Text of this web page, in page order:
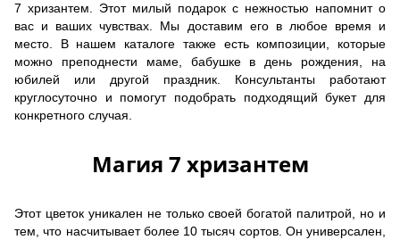
7 хризантем. Этот милый подарок с нежностью напомнит о
вас и ваших чувствах. Мы доставим его в любое время и
место. В нашем каталоге также есть композиции, которые
можно преподнести маме, бабушке в день рождения, на
юбилей или другой праздник. Консультанты работают
круглосуточно и помогут подобрать подходящий букет для
конкретного случая.
Магия 7 хризантем
Этот цветок уникален не только своей богатой палитрой, но и
тем, что насчитывает более 10 тысяч сортов. Он универсален,